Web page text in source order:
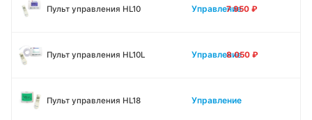
Пульт управления HL10 Управление
7 950 ₽
Пульт управления HL10L Управление
8 050 ₽
Пульт управления HL18 Управление